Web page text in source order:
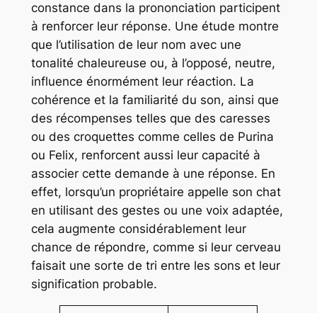
constance dans la prononciation participent
à renforcer leur réponse. Une étude montre
que l’utilisation de leur nom avec une
tonalité chaleureuse ou, à l’opposé, neutre,
influence énormément leur réaction. La
cohérence et la familiarité du son, ainsi que
des récompenses telles que des caresses
ou des croquettes comme celles de Purina
ou Felix, renforcent aussi leur capacité à
associer cette demande à une réponse. En
effet, lorsqu’un propriétaire appelle son chat
en utilisant des gestes ou une voix adaptée,
cela augmente considérablement leur
chance de répondre, comme si leur cerveau
faisait une sorte de tri entre les sons et leur
signification probable.